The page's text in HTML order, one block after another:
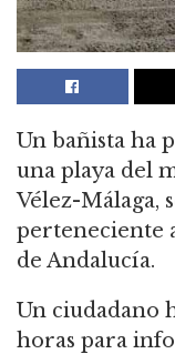
Un bañista ha
una playa del
Vélez-Málaga,
perteneciente
de Andalucía.
Un ciudadano
horas para